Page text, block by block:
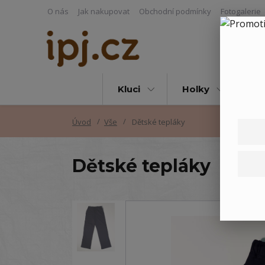
O nás Jak nakupovat Obchodní podmínky Fotogalerie
Kluci Holky
Úvod Vše Dětské tepláky
Dětské tepláky